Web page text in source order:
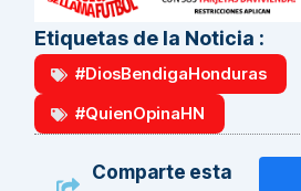
Etiquetas de la Noticia :
#DiosBendigaHonduras
#QuienOpinaHN
Comparte esta